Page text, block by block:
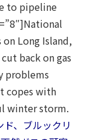
to pipeline
Long Island,
back on gas
problems
copes with
winter storm.
、ブルックリ